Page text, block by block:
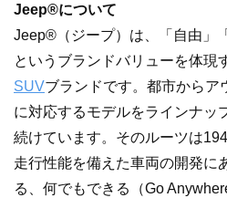
Jeep®について
Jeep®（ジープ）は、「自由」
というブランドバリューを体現
SUVブランドです。都市からア
に対応するモデルをラインナッ
続けています。そのルーツは
走行性能を備えた車両の開発に
る、何でもできる（Go